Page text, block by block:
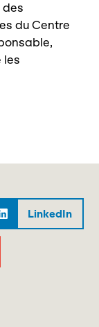
des
du Centre
les
LinkedIn